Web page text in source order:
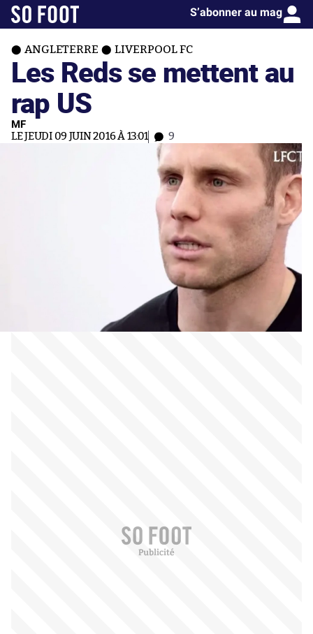
S’abonner au mag
ANGLETERRE LIVERPOOL FC
Les Reds se mettent au
rap US
MF
LE JEUDI 09 JUIN 2016 À 13:01 9